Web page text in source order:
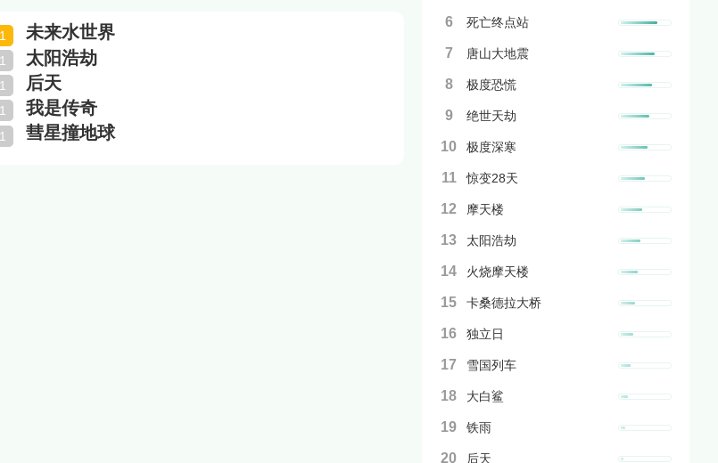
未来水世界
太阳浩劫
后天
我是传奇
彗星撞地球
6 死亡终点站
7 唐山大地震
8 极度恐慌
9 绝世天劫
10 极度深寒
11 惊变28天
12 摩天楼
13 太阳浩劫
14 火烧摩天楼
15 卡桑德拉大桥
16 独立日
17 雪国列车
18 大白鲨
19 铁雨
20 后天